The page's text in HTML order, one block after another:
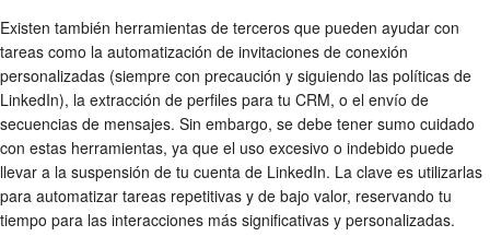
Existen también herramientas de terceros que pueden ayudar con
tareas como la automatización de invitaciones de conexión
personalizadas (siempre con precaución y siguiendo las políticas de
LinkedIn), la extracción de perfiles para tu CRM, o el envío de
secuencias de mensajes. Sin embargo, se debe tener sumo cuidado
con estas herramientas, ya que el uso excesivo o indebido puede
llevar a la suspensión de tu cuenta de LinkedIn. La clave es utilizarlas
para automatizar tareas repetitivas y de bajo valor, reservando tu
tiempo para las interacciones más significativas y personalizadas.